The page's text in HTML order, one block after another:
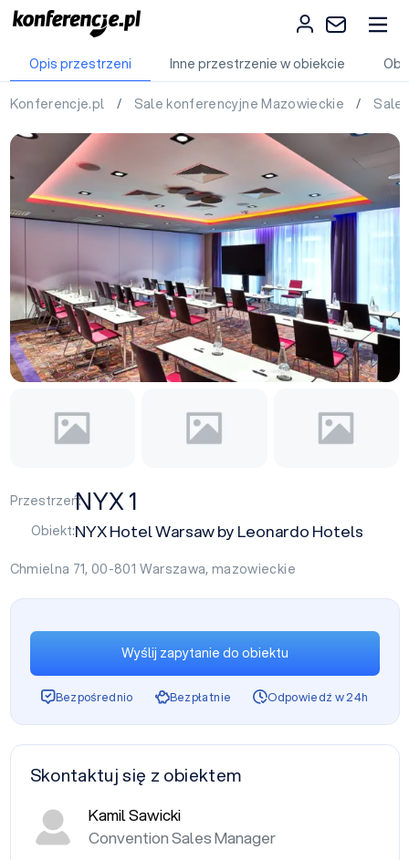
Opis przestrzeni Inne przestrzenie w obiekcie
Konferencje.pl / Sale konferencyjne Mazowieckie / Sale
Przestrzeń:NYX 1
Obiekt:NYX Hotel Warsaw by Leonardo Hotels
Chmielna 71, 00-801 Warszawa,mazowieckie
Wyślij zapytanie do obiektu
Bezpośrednio Bezpłatnie Odpowiedź w 24h
Skontaktuj się z obiektem
Kamil Sawicki
Convention Sales Manager